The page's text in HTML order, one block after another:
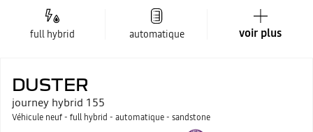
full hybrid automatique voir plus
DUSTER
journey hybrid 155
Véhicule neuf - full hybrid - automatique - sandstone